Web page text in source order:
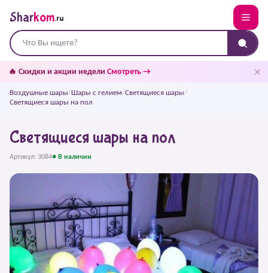
Sharkom.ru
🔥 Скидки и акции недели Смотреть → ✕
Воздушные шары/Шары с гелием/Светящиеся шары/
Светящиеся шары на пол
Светящиеся шары на пол
Артикул: 3084● В наличии